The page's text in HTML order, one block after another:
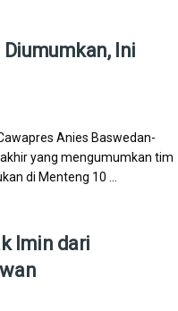
Ini
Anies Baswedan-
yang mengumumkan tim
di Menteng 10 ...
Imin dari